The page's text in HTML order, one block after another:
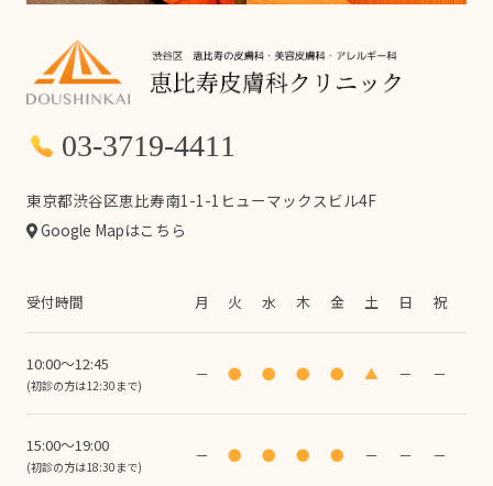
03-3719-4411
東京都渋谷区恵比寿南1-1-1ヒューマックスビル4F
Google Mapはこちら
受付時間 月 火 水 木 金 土 日 祝
10:00～12:45
(初診の方は12:30まで)
－ ● ● ● ● ▲ － －
15:00～19:00
(初診の方は18:30まで)
－ ● ● ● ● － － －